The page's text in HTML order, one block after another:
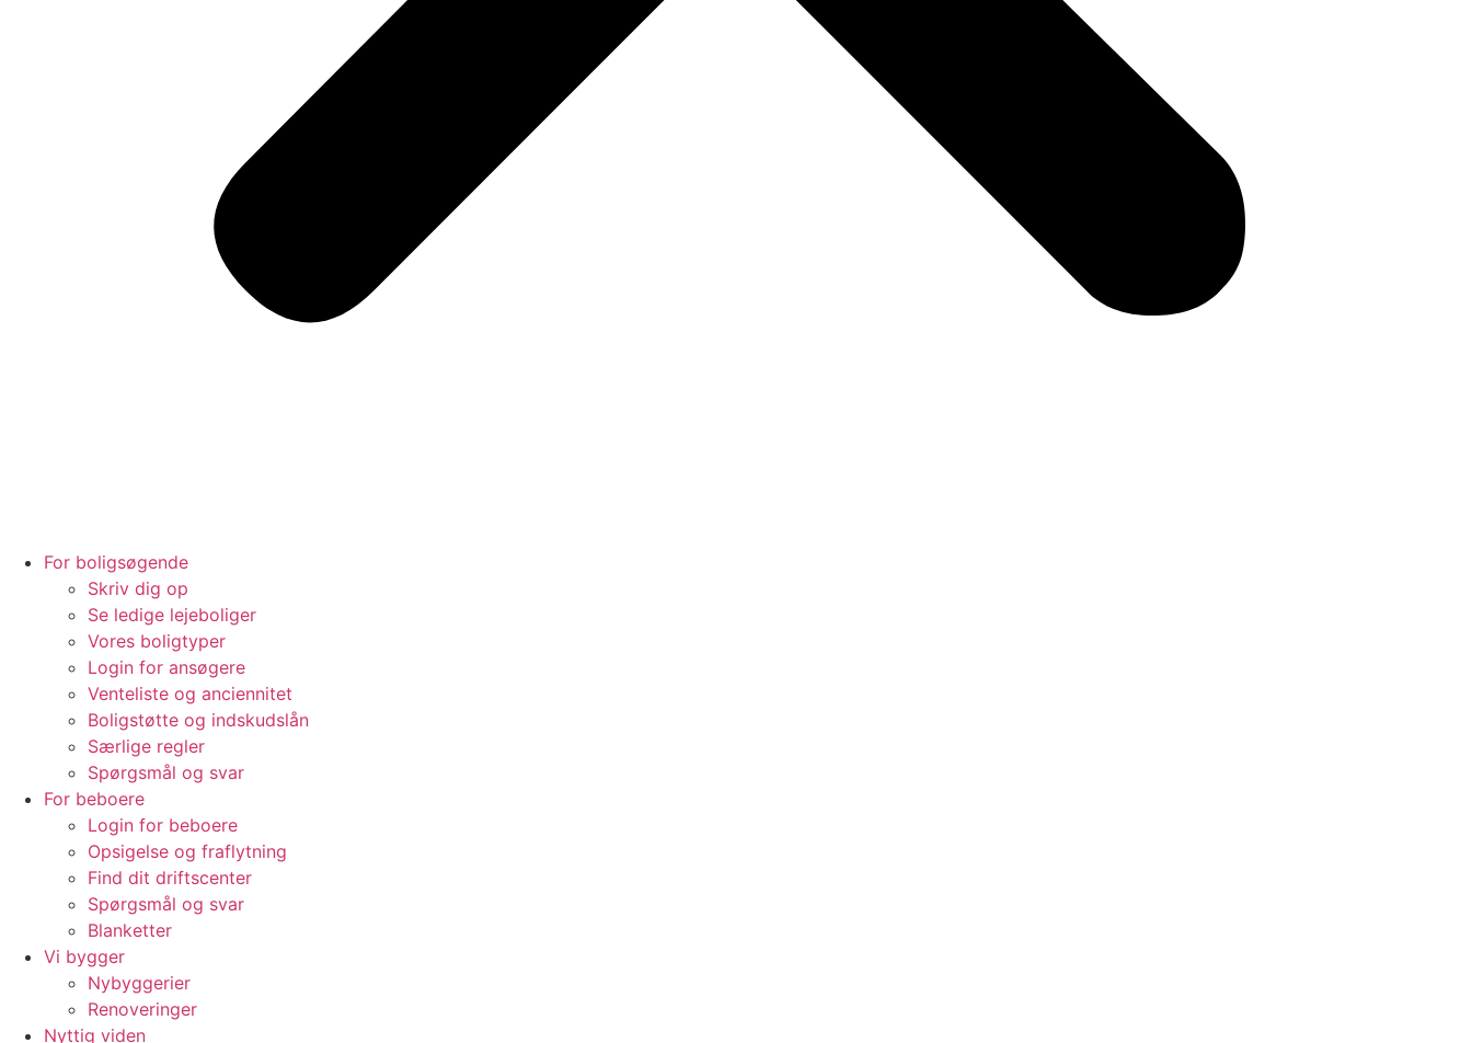
For boligsøgende
Skriv dig op
Se ledige lejeboliger
Vores boligtyper
Login for ansøgere
Venteliste og anciennitet
Boligstøtte og indskudslån
Særlige regler
Spørgsmål og svar
For beboere
Login for beboere
Opsigelse og fraflytning
Find dit driftscenter
Spørgsmål og svar
Blanketter
Vi bygger
Nybyggerier
Renoveringer
Nyttig viden